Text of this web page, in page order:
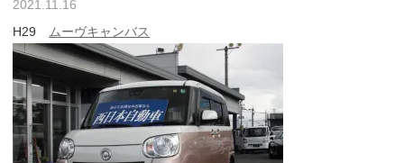
2021.11.16
H29
ムーヴキャンバス